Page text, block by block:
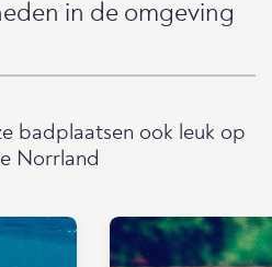
in de omgeving
badplaatsen ook leuk op
Norrland